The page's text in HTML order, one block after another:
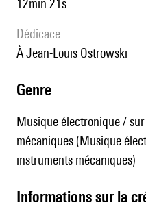
12min 21s
Dédicace
à Jean-Louis Ostrowski
genre
Musique électronique /
mécaniques (Musique
instruments mécaniques)
informations sur la